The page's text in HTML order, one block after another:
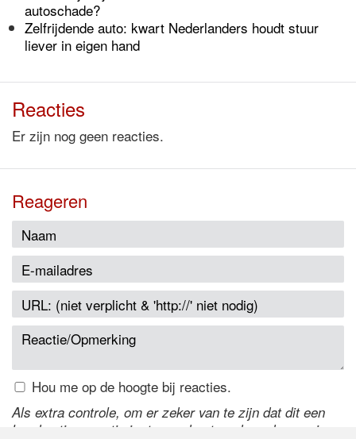
autoschade?
Zelfrijdende auto: kwart Nederlanders houdt stuur
liever in eigen hand
Reacties
Er zijn nog geen reacties.
Reageren
Hou me op de hoogte bij reacties.
Als extra controle, om er zeker van te zijn dat dit een
handmatige reactie is, typ onderstaande code over in